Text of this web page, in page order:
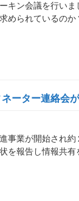
ン会議を行いま
められているの
ーター連絡会
事業が開始され
を報告し情報共